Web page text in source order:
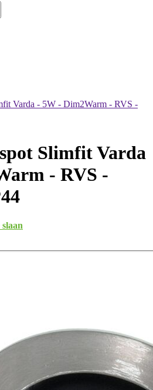
Varda - 5W - Dim2Warm - RVS -
Slimfit Varda
- RVS -